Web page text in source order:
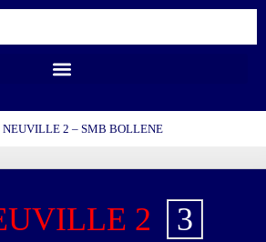
2 – SMB BOLLENE
2 3